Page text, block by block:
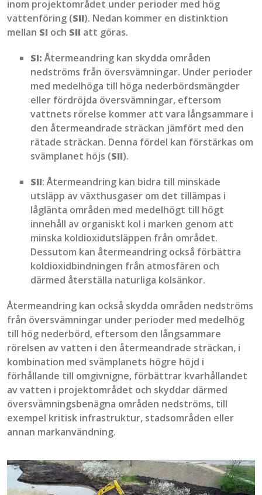
inom projektområdet under perioder med hög
vattenföring (SII). Nedan kommer en distinktion
mellan SI och SII att göras.
SI: Återmeandring kan skydda områden
nedströms från översvämningar. Under perioder
med medelhöga till höga nederbördsmängder
eller fördröjda översvämningar, eftersom
vattnets rörelse kommer att vara långsammare i
den återmeandrade sträckan jämfört med den
rätade sträckan. Denna fördel kan förstärkas om
svämplanet höjs (SII).
SII: Återmeandring kan bidra till minskade
utsläpp av växthusgaser om det tillämpas i
låglänta områden med medelhögt till högt
innehåll av organiskt kol i marken genom att
minska koldioxidutsläppen från området.
Dessutom kan återmeandring också förbättra
koldioxidbindningen från atmosfären och
därmed återställa naturliga kolsänkor.
Återmeandring kan också skydda områden nedströms
från översvämningar under perioder med medelhög
till hög nederbörd, eftersom den långsammare
rörelsen av vatten i den återmeandrade sträckan, i
kombination med svämplanets högre höjd i
förhållande till omgivnigne, förbättrar kvarhållandet
av vatten i projektområdet och skyddar därmed
översvämningsbenägna områden nedströms, till
exempel kritisk infrastruktur, stadsområden eller
annan markanvändning.